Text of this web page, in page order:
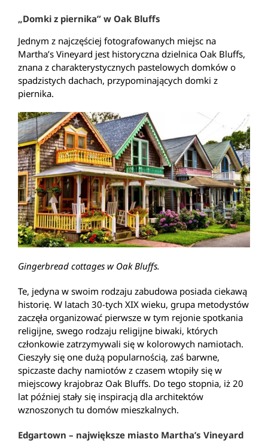
„Domki z piernika” w Oak Bluffs
Jednym z najczęściej fotografowanych miejsc na
Martha’s Vineyard jest historyczna dzielnica Oak Bluffs,
znana z charakterystycznych pastelowych domków o
spadzistych dachach, przypominających domki z
piernika.
Gingerbread cottages w Oak Bluffs.
Te, jedyna w swoim rodzaju zabudowa posiada ciekawą
historię. W latach 30-tych XIX wieku, grupa metodystów
zaczęła organizować pierwsze w tym rejonie spotkania
religijne, swego rodzaju religijne biwaki, których
członkowie zatrzymywali się w kolorowych namiotach.
Cieszyły się one dużą popularnością, zaś barwne,
spiczaste dachy namiotów z czasem wtopiły się w
miejscowy krajobraz Oak Bluffs. Do tego stopnia, iż 20
lat później stały się inspiracją dla architektów
wznoszonych tu domów mieszkalnych.
Edgartown – największe miasto Martha’s Vineyard